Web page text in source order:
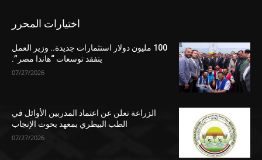
اختيارات المحرر
100 مليون دولار استثمارات جديدة.. وزير العمل
يتفقد توسعات “هاندا مصر”.
07/27/2026
الزراعة تعلن عن اعتماد المدربين الأوائل في
الطب البيطري بمعهد بحوث الإنجاب
07/27/2026